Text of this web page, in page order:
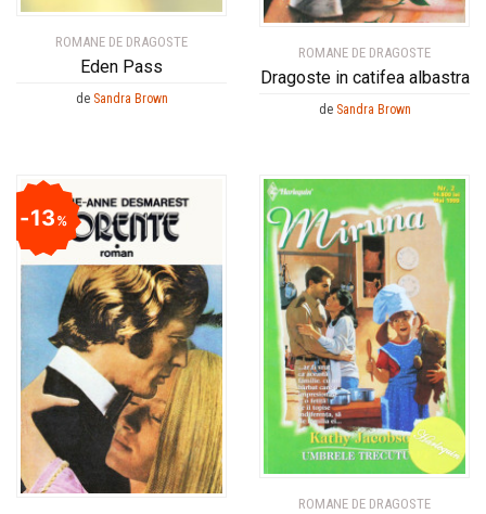
ROMANE DE DRAGOSTE
Eden Pass
de Sandra Brown
ROMANE DE DRAGOSTE
Dragoste in catifea albastra
de Sandra Brown
13%
ROMANE DE DRAGOSTE